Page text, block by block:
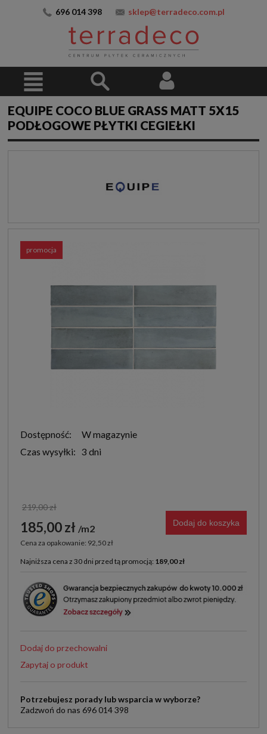
696 014 398 sklep@terradeco.com.pl
EQUIPE COCO BLUE GRASS MATT 5X15
PODŁOGOWE PŁYTKI CEGIEŁKI
promocja
Dostępność:
W magazynie
Czas wysyłki: 3 dni
219,00 zł
185,00 zł m2
Cena za opakowanie: 92,50 zł
Dodaj do koszyka
Najniższa cena z 30 dni przed tą promocją: 189,00 zł
Jeżeli produkt jest sprzedawany krócej niż 30 dni,
wyświetlana jest najniższa cena od momentu, kiedy
produkt pojawił się w sprzedaży.
Dodaj do przechowalni
Zapytaj o produkt
Potrzebujesz porady lub wsparcia w wyborze?
Zadzwoń do nas 696 014 398